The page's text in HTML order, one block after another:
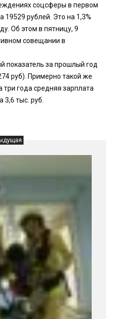
соцсферы в первом
19529 рублей. Это на 1,3%
Об этом в пятницу, 9
совещании в
показатель за прошлый год
руб). Примерно такой же
три года средняя зарплата
3,6 тыс. руб.